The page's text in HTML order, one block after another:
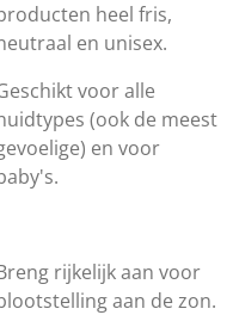
heel fris,
en unisex.
voor alle
(ook de meest
en voor
rijkelijk aan voor
aan de zon.